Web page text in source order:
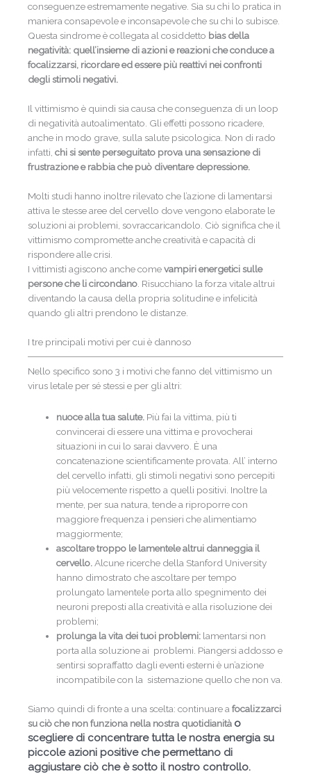
conseguenze estremamente negative. Sia su chi lo pratica in
maniera consapevole e inconsapevole che su chi lo subisce.
Questa sindrome è collegata al cosiddetto bias della
negatività: quell’insieme di azioni e reazioni che conduce a
focalizzarsi, ricordare ed essere più reattivi nei confronti
degli stimoli negativi.
Il vittimismo è quindi sia causa che conseguenza di un loop
di negatività autoalimentato. Gli effetti possono ricadere,
anche in modo grave, sulla salute psicologica. Non di rado
infatti, chi si sente perseguitato prova una sensazione di
frustrazione e rabbia che può diventare depressione.
Molti studi hanno inoltre rilevato che l’azione di lamentarsi
attiva le stesse aree del cervello dove vengono elaborate le
soluzioni ai problemi, sovraccaricandolo. Ciò significa che il
vittimismo compromette anche creatività e capacità di
rispondere alle crisi.
I vittimisti agiscono anche comevampiri energetici sulle
persone che li circondano. Risucchiano la forza vitale altrui
diventando la causa della propria solitudine e infelicità
quando gli altri prendono le distanze.
I tre principali motivi per cui è dannoso
Nello specifico sono 3 i motivi che fanno del vittimismo un
virus letale per sé stessi e per gli altri:
nuoce alla tua salute. Più fai la vittima, più ti
convincerai di essere una vittima e provocherai
situazioni in cui lo sarai davvero. È una
concatenazione scientificamente provata. All’ interno
del cervello infatti, gli stimoli negativi sono percepiti
più velocemente rispetto a quelli positivi. Inoltre la
mente, per sua natura, tende a riproporre con
maggiore frequenza i pensieri che alimentiamo
maggiormente;
ascoltare troppo le lamentele altrui danneggia il
cervello.Alcune ricerche della Stanford University
hanno dimostrato che ascoltare per tempo
prolungato lamentele porta allo spegnimento dei
neuroni preposti alla creatività e alla risoluzione dei
problemi;
prolunga la vita dei tuoi problemi: lamentarsi non
porta alla soluzione ai problemi. Piangersi addosso e
sentirsi sopraffatto dagli eventi esterni è un’azione
incompatibile con la sistemazione quello che non va.
Siamo quindi di fronte a una scelta: continuare a focalizzarci
su ciò che non funziona nella nostra quotidianità o
scegliere di concentrare tutta le nostra energia su
piccole azioni positive che permettano di
aggiustare ciò che è sotto il nostro controllo.